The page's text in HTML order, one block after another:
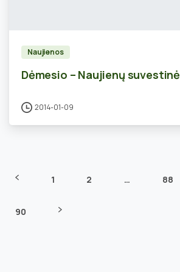
Naujienos
Dėmesio – Naujienų suvestinė
2014-01-09
1 2 … 88
90